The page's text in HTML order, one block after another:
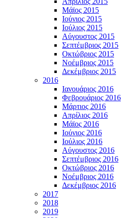
Μάϊος 2015
Ιούνιος 2015
Ιούλιος 2015
Αύγουστος 2015
Σεπτέμβριος 2015
Οκτώβριος 2015
Νοέμβριος 2015
Δεκέμβριος 2015
2016
Ιανουάριος 2016
Φεβρουάριος 2016
Μάρτιος 2016
Απρίλιος 2016
Μάϊος 2016
Ιούνιος 2016
Ιούλιος 2016
Αύγουστος 2016
Σεπτέμβριος 2016
Οκτώβριος 2016
Νοέμβριος 2016
Δεκέμβριος 2016
2017
2018
2019